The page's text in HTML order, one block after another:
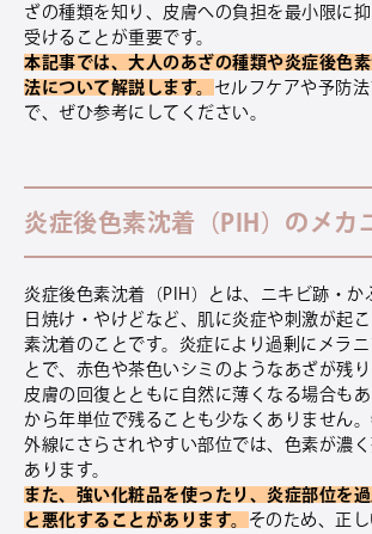
ざの種類を知り、皮膚への負担を最小限に
受けることが重要です。
本記事では、大人のあざの種類や炎症後色
法について解説します。
セルフケアや予防
で、ぜひ参考にしてください。
炎症後色素沈着（PIH）のメカ
炎症後色素沈着（PIH）とは、ニキビ跡・か
日焼け・やけどなど、肌に炎症や刺激が起
素沈着のことです。炎症により過剰にメラ
とで、赤色や茶色いシミのようなあざが残り
皮膚の回復とともに自然に薄くなる場合も
から年単位で残ることも少なくありません
外線にさらされやすい部位では、色素が濃
あります。
また、強い化粧品を使ったり、炎症部位を
と悪化することがあります。
そのため、正